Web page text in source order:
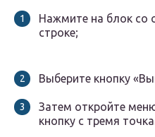
Нажмите на блок со
строке;
Выберите кнопку
Затем откройте
кнопку с тремя